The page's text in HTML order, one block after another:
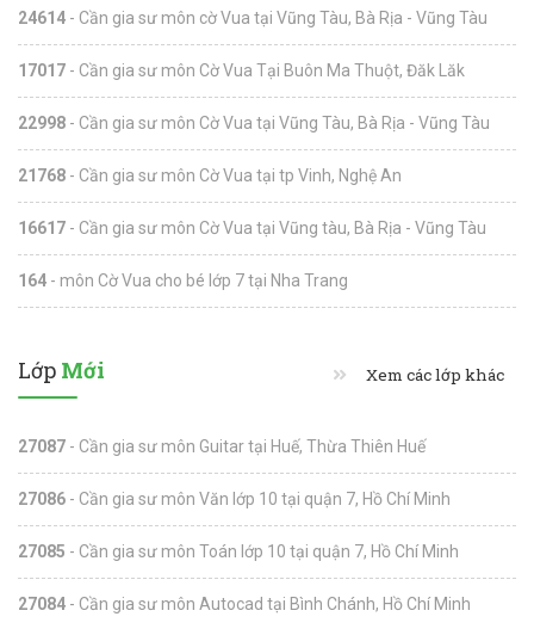
24614 - Cần gia sư môn cờ Vua tại Vũng Tàu, Bà Rịa - Vũng Tàu
17017 - Cần gia sư môn Cờ Vua Tại Buôn Ma Thuột, Đăk Lăk
22998 - Cần gia sư môn Cờ Vua tại Vũng Tàu, Bà Rịa - Vũng Tàu
21768 - Cần gia sư môn Cờ Vua tại tp Vinh, Nghệ An
16617 - Cần gia sư môn Cờ Vua tại Vũng tàu, Bà Rịa - Vũng Tàu
164 - môn Cờ Vua cho bé lớp 7 tại Nha Trang
Lớp Mới Xem các lớp khác
27087 - Cần gia sư môn Guitar tại Huế, Thừa Thiên Huế
27086 - Cần gia sư môn Văn lớp 10 tại quận 7, Hồ Chí Minh
27085 - Cần gia sư môn Toán lớp 10 tại quận 7, Hồ Chí Minh
27084 - Cần gia sư môn Autocad tại Bình Chánh, Hồ Chí Minh